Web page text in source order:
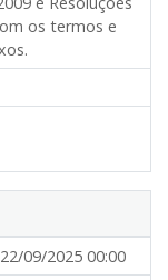
os termos e
22/09/2025 00:00